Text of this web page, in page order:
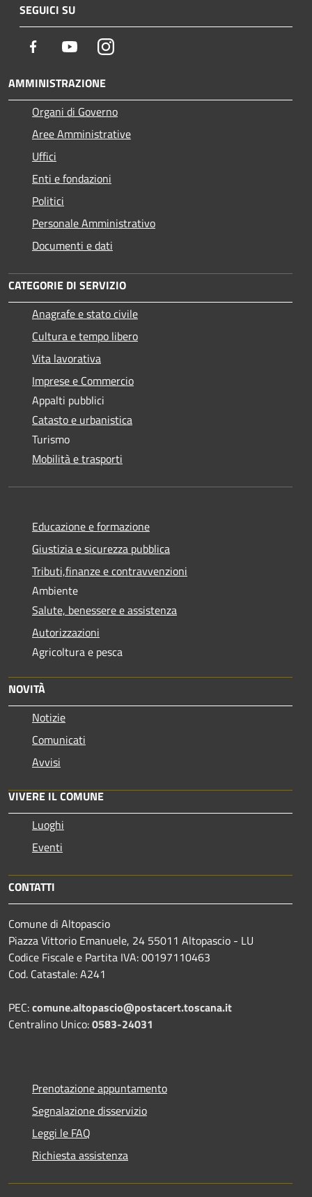
SEGUICI SU
Facebook YoutubeInstagram
AMMINISTRAZIONE
Organi di Governo
Aree Amministrative
Uffici
Enti e fondazioni
Politici
Personale Amministrativo
Documenti e dati
CATEGORIE DI SERVIZIO
Anagrafe e stato civile
Cultura e tempo libero
Vita lavorativa
Imprese e Commercio
Appalti pubblici
Catasto e urbanistica
Turismo
Mobilità e trasporti
Educazione e formazione
Giustizia e sicurezza pubblica
Tributi,finanze e contravvenzioni
Ambiente
Salute, benessere e assistenza
Autorizzazioni
Agricoltura e pesca
NOVITÀ
Notizie
Comunicati
Avvisi
VIVERE IL COMUNE
Luoghi
Eventi
CONTATTI
Comune di Altopascio
Piazza Vittorio Emanuele, 24 55011 Altopascio - LU
Codice Fiscale e Partita IVA: 00197110463
Cod. Catastale: A241
PEC:comune.altopascio@postacert.toscana.it
Centralino Unico:0583-24031
Prenotazione appuntamento
Segnalazione disservizio
Leggi le FAQ
Richiesta assistenza